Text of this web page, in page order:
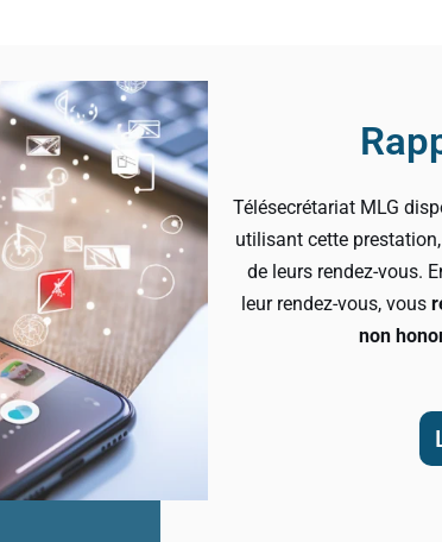
Télésecrétariat MLG
utilisant cette
de leurs rendez-vous.
leur rendez-vous, vous
non